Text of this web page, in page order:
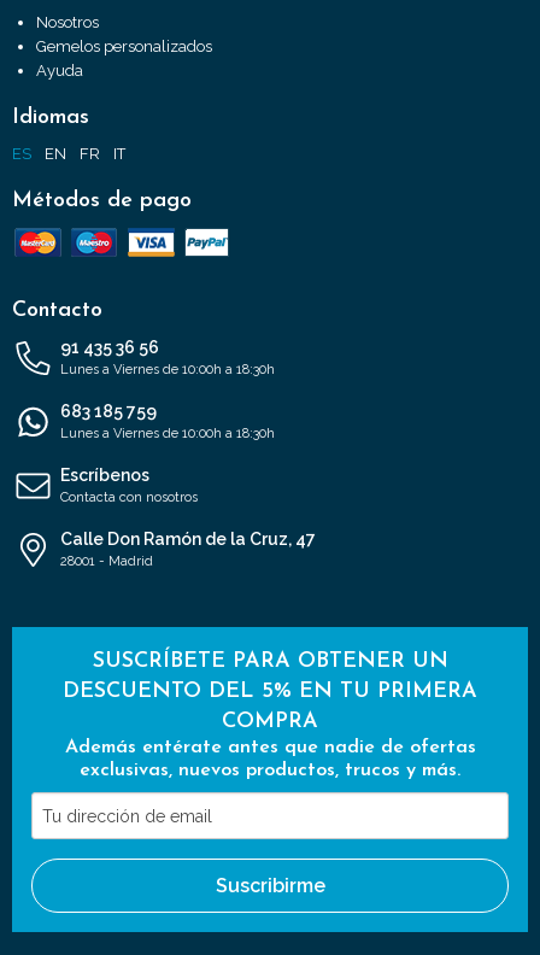
Nosotros
Gemelos personalizados
Ayuda
Idiomas
ES EN FR IT
Métodos de pago
Contacto
91 435 36 56
Lunes a Viernes de 10:00h a 18:30h
683 185 759
Lunes a Viernes de 10:00h a 18:30h
Escríbenos
Contacta con nosotros
Calle Don Ramón de la Cruz, 47
28001 - Madrid
SUSCRÍBETE PARA OBTENER UN
DESCUENTO DEL 5% EN TU PRIMERA
COMPRA
Además entérate antes que nadie de ofertas
exclusivas, nuevos productos, trucos y más.
Tu
dirección
de
email
Suscribirme